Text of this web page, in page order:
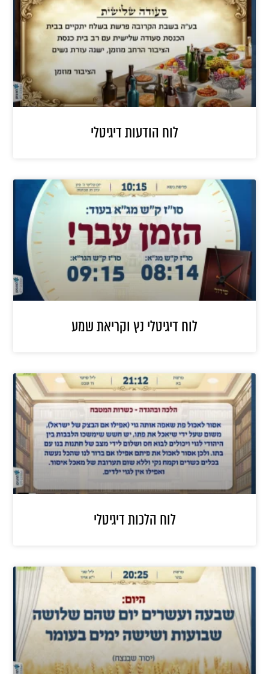
לוח הודעות דיגיטלי
לוח דיגיטלי נץ וקריאת שמע
לוח הלכות דיגיטלי